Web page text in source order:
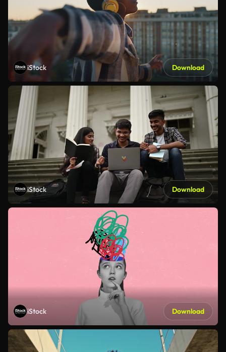
iStock Download
iStock Download
iStock Download